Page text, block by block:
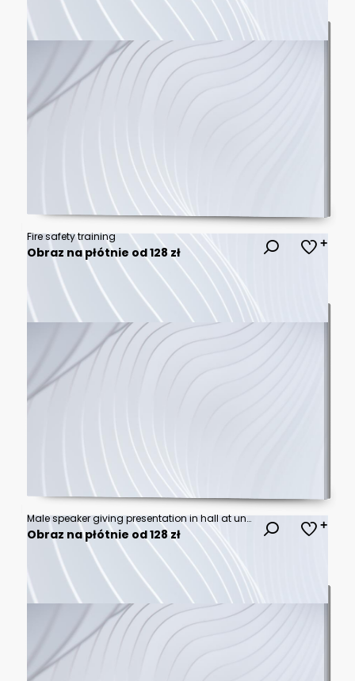
Fire safety training
Obraz na płótnie od 128 zł
Male speaker giving presentation in hall at university workshop. Audience or conference hall. Rear view of unrecognized participants in audience. Scientific conference event, training. Education
Obraz na płótnie od 128 zł